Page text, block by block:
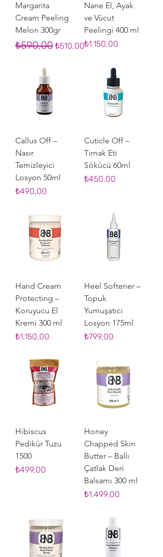
Margarita
Cream Peeling
Melon 300gr
Normal Fiyat
₺590,00 İndirimli Fiyat
₺510,00
Nane El, Ayak
ve Vücut
Peelingi 400 ml
Fiyat
₺1.150,00
Callus Off –
Nasır
Temizleyici
Losyon 50ml
Fiyat
₺490,00
Cuticle Off –
Tırnak Eti
Sökücü 60ml
Fiyat
₺450,00
Hand Cream
Protecting –
Koruyucu El
Kremi 300 ml
Fiyat
₺1.150,00
Heel Softener –
Topuk
Yumuşatıcı
Losyon 175ml
Fiyat
₺799,00
Hibiscus
Pedikür Tuzu
1500
Fiyat
₺499,00
Honey
Chapped Skin
Butter – Ballı
Çatlak Deri
Balsamı 300 ml
Fiyat
₺1.499,00